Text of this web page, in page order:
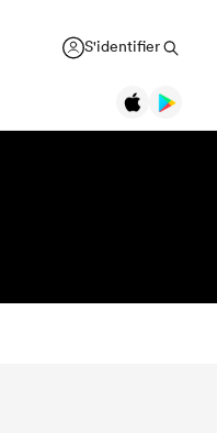
S'identifier